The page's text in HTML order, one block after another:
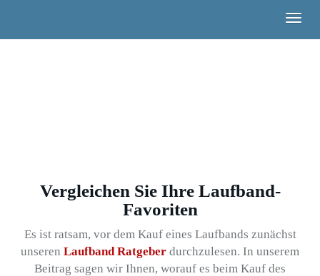
main
Vergleichen Sie Ihre Laufband-
Favoriten
Es ist ratsam, vor dem Kauf eines Laufbands zunächst
unseren Laufband Ratgeber durchzulesen. In unserem
Beitrag sagen wir Ihnen, worauf es beim Kauf des